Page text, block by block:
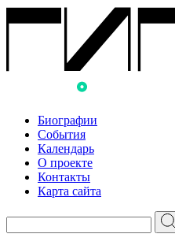
Биографии
События
Календарь
О проекте
Контакты
Карта сайта